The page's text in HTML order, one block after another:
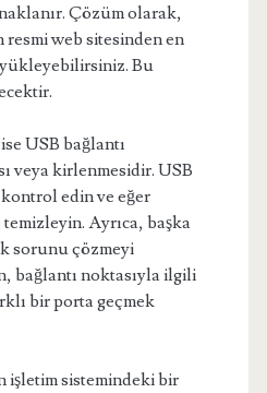
Çözüm olarak,
resmi web sitesinden en
Bu
USB bağlantı
veya kirlenmesidir. USB
kontrol edin ve eğer
Ayrıca, başka
sorunu çözmeyi
bağlantı noktasıyla ilgili
bir porta geçmek
işletim sistemindeki bir